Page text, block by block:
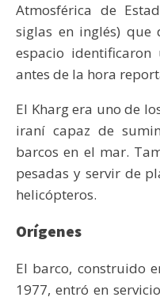
Atmosférica de
siglas en inglés) que
espacio
antes de la hora
El Kharg era uno de
iraní capaz de
barcos en el mar.
pesadas y servir de
helicópteros.
Orígenes
El barco, construido
1977, entró en